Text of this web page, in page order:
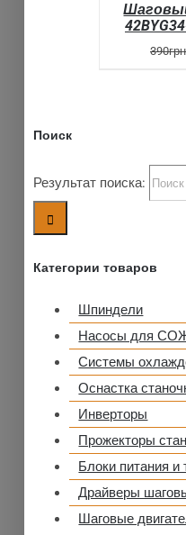
390
Поиск
Результат поиска:
Категории товаров
Шпиндели
Насосы для
Системы
Оснастка
Инверторы
Прожекторы
Блоки питания
Драйверы
Шаговые